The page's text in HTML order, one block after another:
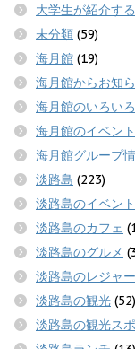
大学生が紹介す
未分類 (59)
海月館 (19)
海月館からお知
海月館のいろいろ
海月館のイベント
海月館グループ
淡路島 (223)
淡路島のイベント
淡路島のカフェ
淡路島のグルメ
淡路島のレジャー
淡路島の観光 (52)
淡路島の観光ス